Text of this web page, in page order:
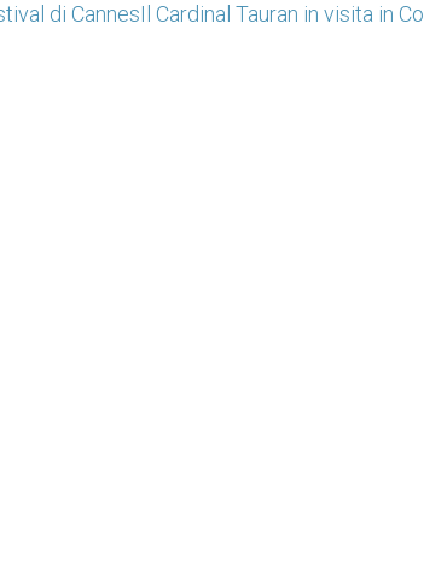
di CannesIl Cardinal Tauran in visita in